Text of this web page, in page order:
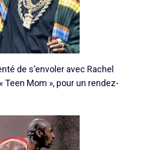
de s'envoler avec Rachel
Teen Mom », pour un rendez-